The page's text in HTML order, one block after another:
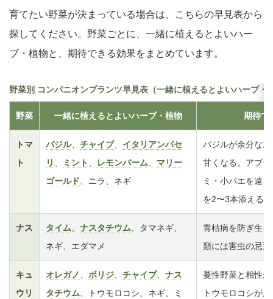
育てたい野菜が決まっている場合は、こちらの早見表から
探してください。野菜ごとに、一緒に植えるとよいハー
ブ・植物と、期待できる効果をまとめています。
野菜別 コンパニオンプランツ早見表（一緒に植えるとよいハーブ・
野菜 一緒に植えるとよいハーブ・植物 期待で
トマ
ト
バジル、 チャイブ、 イタリアンパセ
リ
ミント レモンバーム
マリー
ゴールド 、ニラ、ネギ
バジルが余分な
甘くなる。アブ
ミ・小バエを遠
を2〜3本添える
ナス タイム ナスタチウム 、タマネギ、
ネギ、エダマメ
青枯病を防ぎ生
類には害虫の忌
キュ
ウリ
オレガノ ボリジ チャイブ、 ナス
タチウム 、トウモロコシ、ネギ、ミ
蔓性野菜と相性
トウモロコシが